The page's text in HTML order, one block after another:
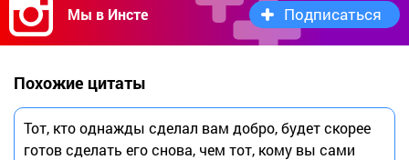
Мы в Инсте Подписаться
Похожие цитаты
Тот, кто однажды сделал вам добро, будет скорее
готов сделать его снова, чем тот, кому вы сами